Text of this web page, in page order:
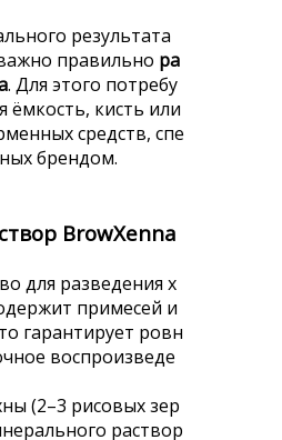
результата
правильно ра
. Для этого потребу
ёмкость, кисть или
средств, спе
брендом.
BrowXenna
для разведения х
примесей и
гарантирует ровн
воспроизведе
(2–3 рисовых зер
раствор